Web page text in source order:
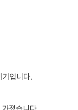
입니다.